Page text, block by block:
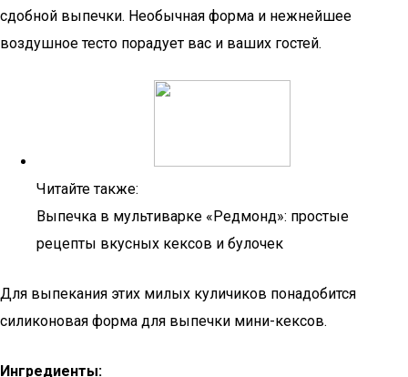
сдобной выпечки. Необычная форма и нежнейшее
воздушное тесто порадует вас и ваших гостей.
Читайте также:
Выпечка в мультиварке «Редмонд»: простые
рецепты вкусных кексов и булочек
Для выпекания этих милых куличиков понадобится
силиконовая форма для выпечки мини-кексов.
Ингредиенты: